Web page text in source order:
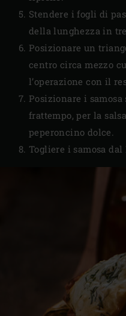
Stendere i fogli di
della lunghezza in
Posizionare un
centro circa mezzo
l’operazione con il
Posizionare i
frattempo, per la
peperoncino dolce.
Togliere i samosa